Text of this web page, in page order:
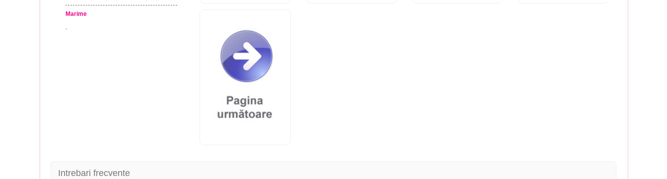
Marime
-
Intrebari frecvente